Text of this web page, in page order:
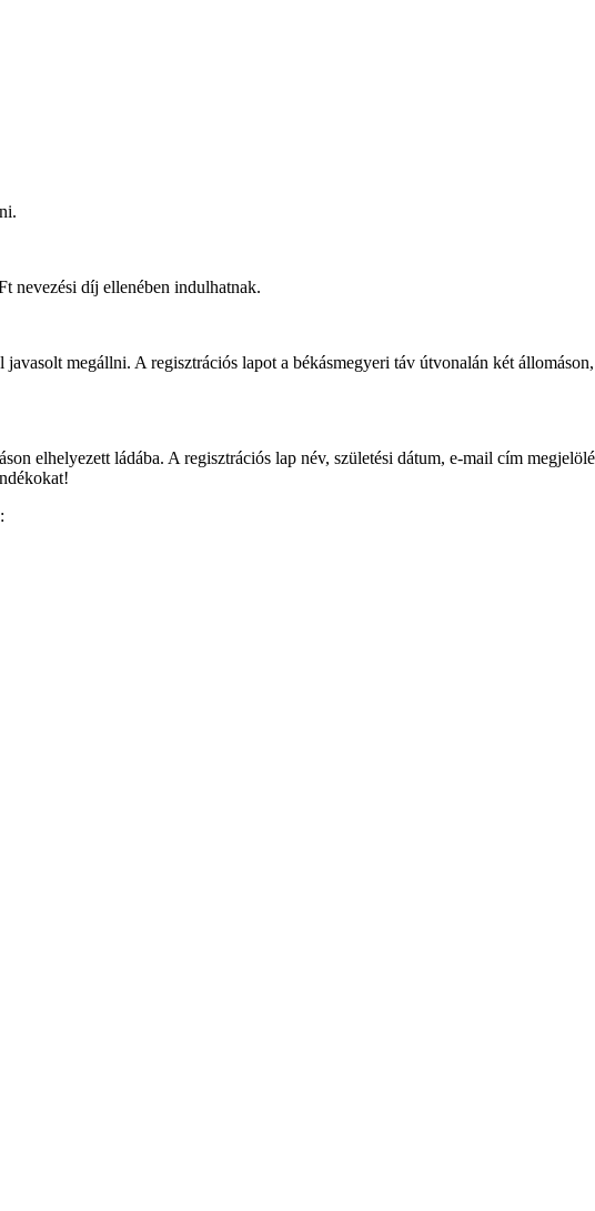
nevezési díj ellenében indulhatnak.
megállni. A regisztrációs lapot a békásmegyeri táv útvonalán két
elhelyezett ládába. A regisztrációs lap név, születési dátum, e-mail cím